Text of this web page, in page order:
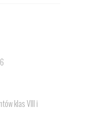
klas VIII i